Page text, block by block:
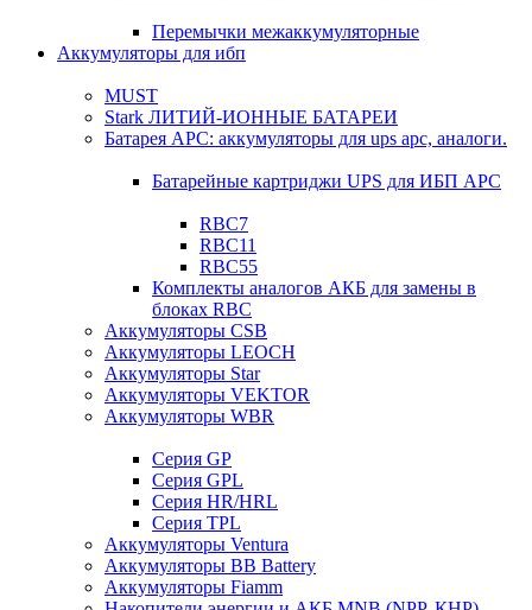
Перемычки межаккумуляторные
Аккумуляторы для ибп
MUST
Stark ЛИТИЙ-ИОННЫЕ БАТАРЕИ
Батарея APC: аккумуляторы для ups apc, аналоги.
Батарейные картриджи UPS для ИБП APC
RBC7
RBC11
RBC55
Комплекты аналогов АКБ для замены в
блоках RBC
Аккумуляторы CSB
Аккумуляторы LEOCH
Аккумуляторы Star
Аккумуляторы VEKTOR
Аккумуляторы WBR
Cерия GP
Серия GPL
Серия HR/HRL
Серия TPL
Аккумуляторы Ventura
Аккумуляторы BB Battery
Аккумуляторы Fiamm